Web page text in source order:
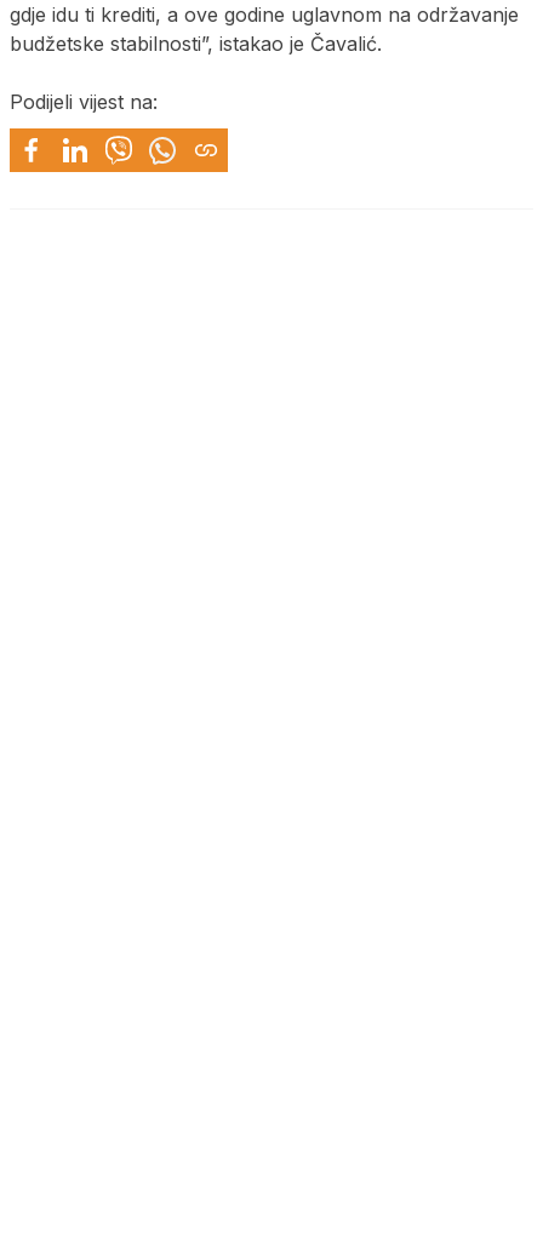
gdje idu ti krediti, a ove godine uglavnom na održavanje
budžetske stabilnosti”, istakao je Čavalić.
Podijeli vijest na: